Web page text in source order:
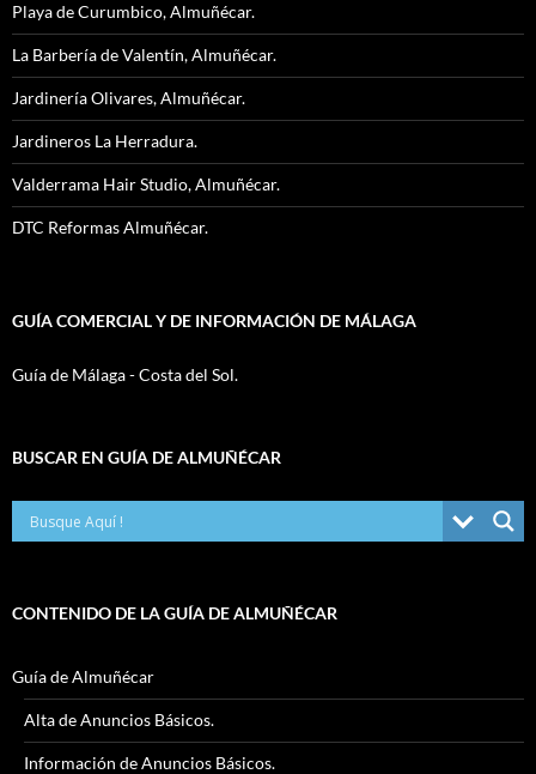
Playa de Curumbico, Almuñécar.
La Barbería de Valentín, Almuñécar.
Jardinería Olivares, Almuñécar.
Jardineros La Herradura.
Valderrama Hair Studio, Almuñécar.
DTC Reformas Almuñécar.
GUÍA COMERCIAL Y DE INFORMACIÓN DE MÁLAGA
Guía de Málaga - Costa del Sol.
BUSCAR EN GUÍA DE ALMUÑÉCAR
CONTENIDO DE LA GUÍA DE ALMUÑÉCAR
Guía de Almuñécar
Alta de Anuncios Básicos.
Información de Anuncios Básicos.